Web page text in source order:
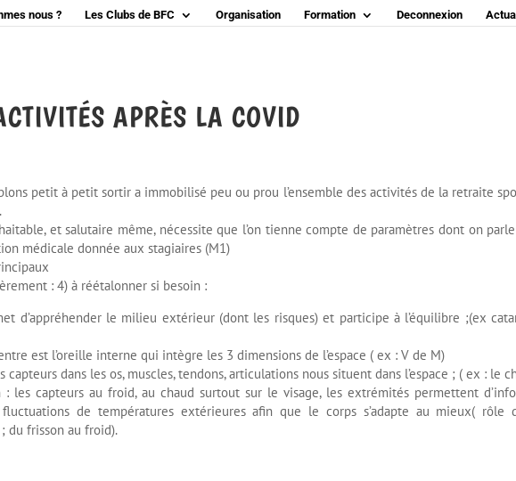
nous ? Les Clubs de BFC Organisation Formation Deconnexion
APRÈS LA COVID
petit à petit sortir a immobilisé peu ou prou l’ensemble des activités de la retraite
et salutaire même, nécessite que l’on tienne compte de paramètres dont on
médicale donnée aux stagiaires (M1)
: 4) à réétalonner si besoin :
d’appréhender le milieu extérieur (dont les risques) et participe à l’équilibre ;(ex
est l’oreille interne qui intègre les 3 dimensions de l’espace ( ex : V de M)
dans les os, muscles, tendons, articulations nous situent dans l’espace ; ( ex : le
les capteurs au froid, au chaud surtout sur le visage, les extrémités permettent
de températures extérieures afin que le corps s’adapte au mieux( rôle
du frisson au froid).